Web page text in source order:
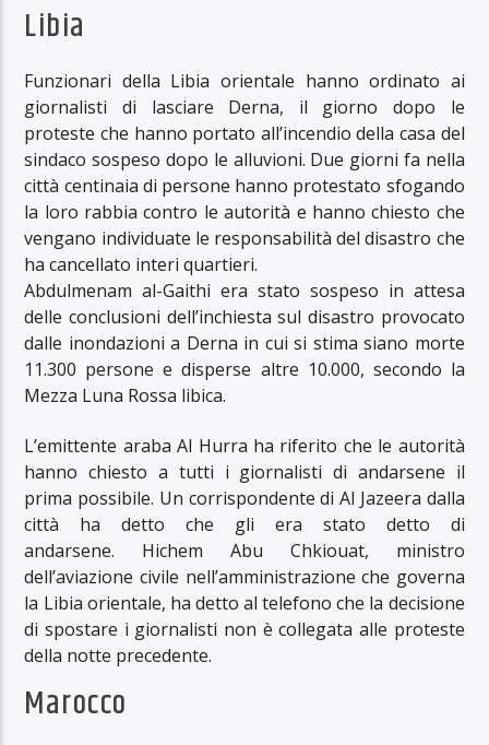
Libia
Funzionari della Libia orientale hanno ordinato ai
giornalisti di lasciare Derna, il giorno dopo le
proteste che hanno portato all’incendio della casa del
sindaco sospeso dopo le alluvioni. Due giorni fa nella
città centinaia di persone hanno protestato sfogando
la loro rabbia contro le autorità e hanno chiesto che
vengano individuate le responsabilità del disastro che
ha cancellato interi quartieri.
Abdulmenam al-Gaithi era stato sospeso in attesa
delle conclusioni dell’inchiesta sul disastro provocato
dalle inondazioni a Derna in cui si stima siano morte
11.300 persone e disperse altre 10.000, secondo la
Mezza Luna Rossa libica.
L’emittente araba Al Hurra ha riferito che le autorità
hanno chiesto a tutti i giornalisti di andarsene il
prima possibile. Un corrispondente di Al Jazeera dalla
città ha detto che gli era stato detto di
andarsene. Hichem Abu Chkiouat, ministro
dell’aviazione civile nell’amministrazione che governa
la Libia orientale, ha detto al telefono che la decisione
di spostare i giornalisti non è collegata alle proteste
della notte precedente.
Marocco